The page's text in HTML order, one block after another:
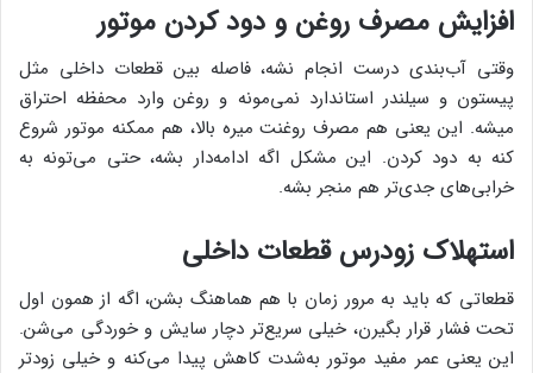
افزایش مصرف روغن و دود کردن موتور
وقتی آب‌بندی درست انجام نشه، فاصله بین قطعات داخلی مثل
پیستون و سیلندر استاندارد نمی‌مونه و روغن وارد محفظه احتراق
میشه. این یعنی هم مصرف روغنت میره بالا، هم ممکنه موتور شروع
کنه به دود کردن. این مشکل اگه ادامه‌دار بشه، حتی می‌تونه به
خرابی‌های جدی‌تر هم منجر بشه.
استهلاک زودرس قطعات داخلی
قطعاتی که باید به مرور زمان با هم هماهنگ بشن، اگه از همون اول
تحت فشار قرار بگیرن، خیلی سریع‌تر دچار سایش و خوردگی می‌شن.
این یعنی عمر مفید موتور به‌شدت کاهش پیدا می‌کنه و خیلی زودتر